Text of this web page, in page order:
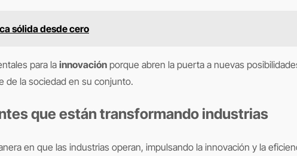
sólida desde cero
para la innovación porque abren la puerta a nuevas
de la sociedad en su conjunto.
que están transformando industrias
en que las industrias operan, impulsando la innovación y la